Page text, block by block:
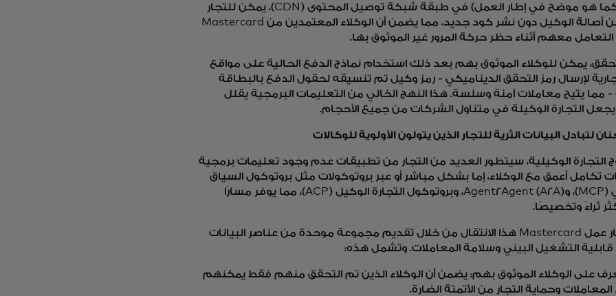
الناشئ (كما هو موضح في إطار العمل) في طبقة شبكة توصيل المحتوى (CDN)، يمكن للتجار
التحقق من أصالة الوكيل دون نشر كود جديد، مما يضمن أن الوكلاء المعتمدين من Mastercard
معهم أثناء حظر حركة المرور غير الموثوق بها.
يمكن للوكلاء الموثوق بهم بعد ذلك استخدام نماذج الدفع الحالية على مواقع
لإرسال رمز التحقق الديناميكي - رمز وكيل تم تنسيقه لحقول الدفع بالبطاقة
- مما يتيح معاملات آمنة وسلسة. هذا النهج الخالي من التعليمات البرمجية يقلل
التجارة الوكيلة في متناول الشركات من جميع الأحجام.
لتبادل البيانات الثرية للتجار الذين يتولون الأولوية للوكالات
التجارة الوكيلية، سيتطور العديد من التجار من تطبيقات عدم وجود تعليمات برمجية
تكامل أعمق مع الوكلاء، إما بشكل مباشر أو عبر بروتوكولات مثل بروتوكول السياق
النموذجي (MCP)، وAgent2Agent (A2A)، وبروتوكول التجارة الوكيل (ACP)، مما يوفر مسارًا
ثراءً وتخصيصًا.
يدعم إطار عمل Mastercard هذا الانتقال من خلال تقديم مجموعة موحدة من عناصر البيانات
قابلية التشغيل البيني وسلامة المعاملات. وتشمل هذه:
على الوكلاء الموثوق بهم: يضمن أن الوكلاء الذين تم التحقق منهم فقط يمكنهم
المعاملات وحماية التجار من الأتمتة الضارة.